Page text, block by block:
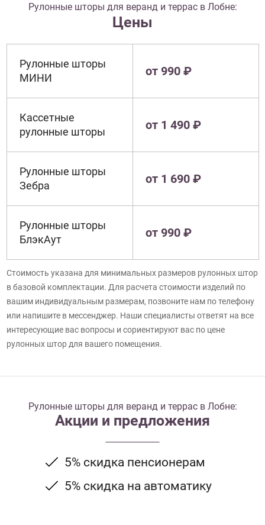
Рулонные шторы для веранд и террас в Лобне:
Цены
Рулонные шторы
МИНИ
от 990 ₽
Кассетные
рулонные шторы
от 1 490 ₽
Рулонные шторы
Зебра
от 1 690 ₽
Рулонные шторы
БлэкАут
от 990 ₽
Стоимость указана для минимальных размеров рулонных штор
в базовой комплектации. Для расчета стоимости изделий по
вашим индивидуальным размерам, позвоните нам по телефону
или напишите в мессенджер. Наши специалисты ответят на все
интересующие вас вопросы и сориентируют вас по цене
рулонных штор для вашего помещения.
Рулонные шторы для веранд и террас в Лобне:
Акции и предложения
5% скидка пенсионерам
5% скидка на автоматику